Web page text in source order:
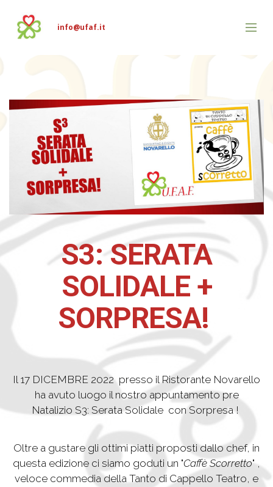
info@ufaf.it
S3: SERATA
SOLIDALE +
SORPRESA!
Il 17 DICEMBRE 2022 presso il Ristorante Novarello
ha avuto luogo il nostro appuntamento pre
Natalizio S3: Serata Solidale con Sorpresa !
Oltre a gustare gli ottimi piatti proposti dallo chef, in
questa edizione ci siamo goduti un "Caffè Scorretto" ,
veloce commedia della Tanto di Cappello Teatro, e